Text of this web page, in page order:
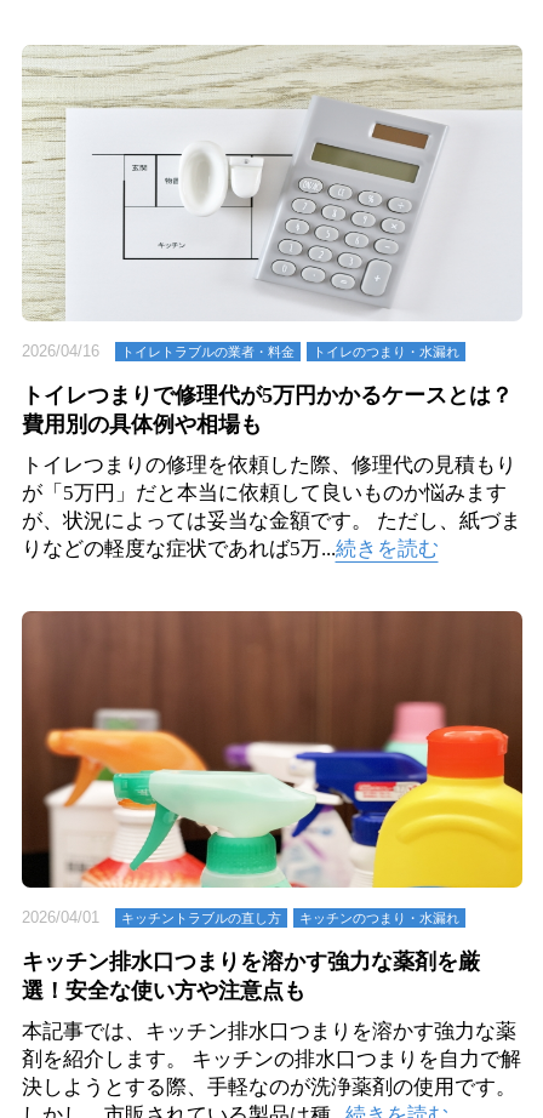
2026/04/16 トイレトラブルの業者・料金 トイレのつまり・⽔漏れ
トイレつまりで修理代が5万円かかるケースとは？
費用別の具体例や相場も
トイレつまりの修理を依頼した際、修理代の見積もり
が「5万円」だと本当に依頼して良いものか悩みます
が、状況によっては妥当な金額です。 ただし、紙づま
りなどの軽度な症状であれば5万...続きを読む
2026/04/01 キッチントラブルの直し方 キッチンのつまり・⽔漏れ
キッチン排水口つまりを溶かす強力な薬剤を厳
選！安全な使い方や注意点も
本記事では、キッチン排水口つまりを溶かす強力な薬
剤を紹介します。 キッチンの排水口つまりを自力で解
決しようとする際、手軽なのが洗浄薬剤の使用です。